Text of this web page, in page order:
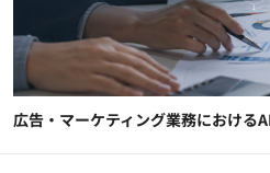
広告・マーケティング業務における